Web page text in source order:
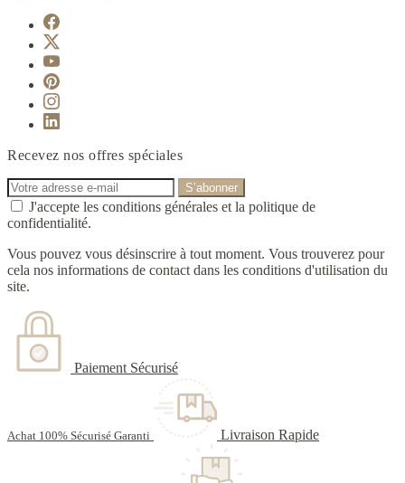
Recevez nos offres spéciales
J'accepte les conditions générales et la politique de
confidentialité.
Vous pouvez vous désinscrire à tout moment. Vous trouverez pour
cela nos informations de contact dans les conditions d'utilisation du
site.
Paiement Sécurisé
Achat 100% Sécurisé Garanti Livraison Rapide